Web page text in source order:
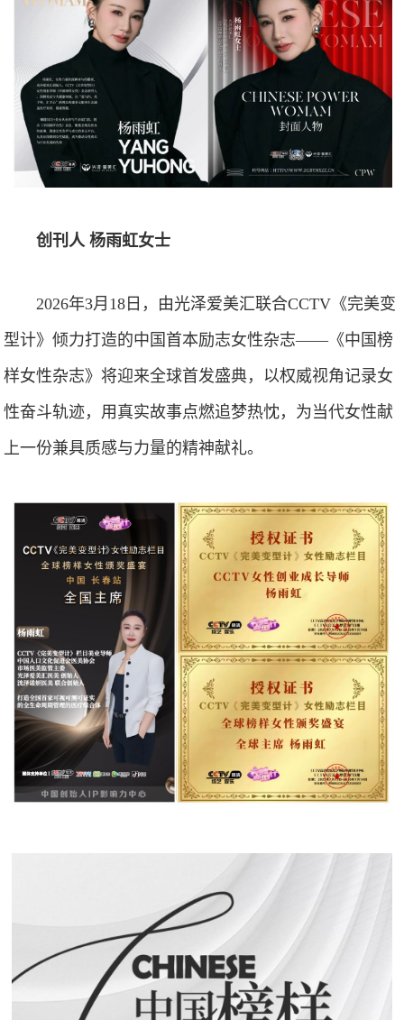
创刊人 杨雨虹女士
2026年3月18日，由光泽爱美汇联合CCTV《完美变
型计》倾力打造的中国首本励志女性杂志——《中国榜
样女性杂志》将迎来全球首发盛典，以权威视角记录女
性奋斗轨迹，用真实故事点燃追梦热忱，为当代女性献
上一份兼具质感与力量的精神献礼。